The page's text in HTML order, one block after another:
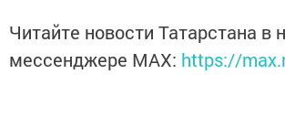
Читайте новости Татарстана в
мессенджере MАХ: https://